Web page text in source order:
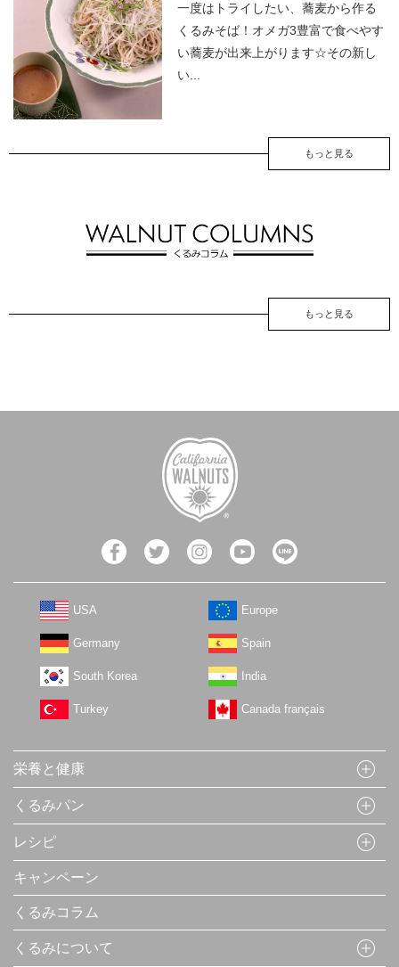
一度はトライしたい、蕎麦から作る
くるみそば！オメガ3豊富で食べやす
い蕎麦が出来上がります☆その新し
い...
もっと見る
もっと見る
USA Europe
Germany Spain
South Korea India
Turkey Canada français
栄養と健康
くるみパン
レシピ
キャンペーン
くるみコラム
くるみについて